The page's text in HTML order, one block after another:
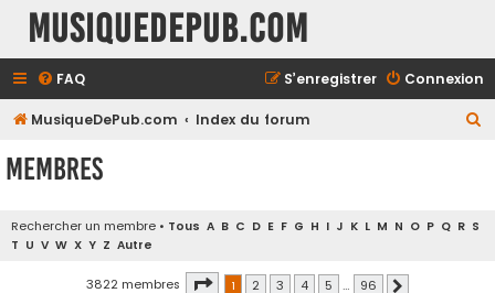
MusiqueDePub.com
FAQ Connexion
S’enregistrer
MusiqueDePub.com Index du forum
Membres
Rechercher un membre • Tous A B C D E F G H I J K L M N O P Q R S
T U V W X Y Z Autre
3822 membres Page 1sur96
1 2 3 4 5 … 96